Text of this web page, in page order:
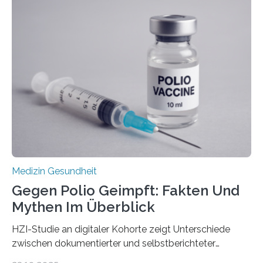
Dringend benötigt werden zielgerichtete Therapien, die
nur Tumorschwachstellen angreifen und normales
Gewebe verschonen. Forschende um Daniel Merk vom
Hertie-Institut für klinische Hirnforschung am
Universitätsklinikum Tübingen haben eine solche
Schwachstelle im Erbgut einer Untergruppe des
Medulloblastoms gefunden. Die Wilhelm Sander-
Stiftung unterstützte das Projekt…
Medizin Gesundheit
Gegen Polio Geimpft: Fakten Und
Mythen Im Überblick
HZI-Studie an digitaler Kohorte zeigt Unterschiede
zwischen dokumentierter und selbstberichteter